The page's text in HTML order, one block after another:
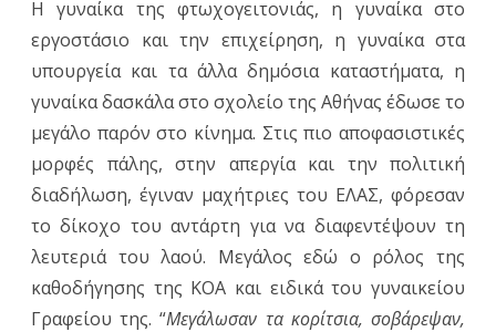
Η γυναίκα της φτωχογειτονιάς, η γυναίκα στο
εργοστάσιο και την επιχείρηση, η γυναίκα στα
υπουργεία και τα άλλα δημόσια καταστήματα, η
γυναίκα δασκάλα στο σχολείο της Αθήνας έδωσε το
μεγάλο παρόν στο κίνημα. Στις πιο αποφασιστικές
μορφές πάλης, στην απεργία και την πολιτική
διαδήλωση, έγιναν μαχήτριες του ΕΛΑΣ, φόρεσαν
το δίκοχο του αντάρτη για να διαφεντέψουν τη
λευτεριά του λαού. Μεγάλος εδώ ο ρόλος της
καθοδήγησης της ΚΟΑ και ειδικά του γυναικείου
Γραφείου της. “Μεγάλωσαν τα κορίτσια, σοβάρεψαν,